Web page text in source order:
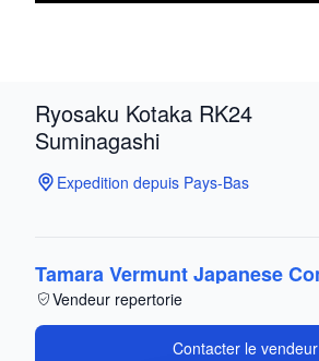
Ryosaku Kotaka RK24
Suminagashi
Expedition depuis Pays-Bas
Vendeur repertorie
Contacter le vendeur